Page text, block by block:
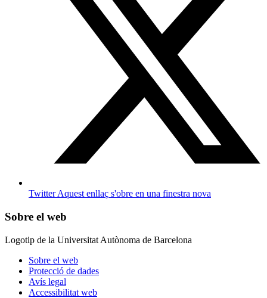
TwitterAquest enllaç s'obre en una finestra nova
Sobre el web
Logotip de la Universitat Autònoma de Barcelona
Sobre el web
Protecció de dades
Avís legal
Accessibilitat web